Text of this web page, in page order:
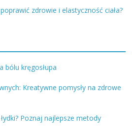
zdrowie i elastyczność ciała?
bólu kręgosłupa
Kreatywne pomysły na zdrowe
Poznaj najlepsze metody